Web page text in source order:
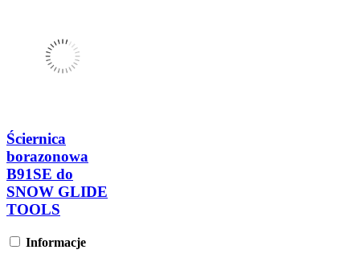
Ściernica
borazonowa
B91SE do
SNOW GLIDE
TOOLS
Informacje